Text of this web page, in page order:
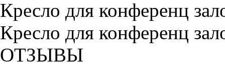
Кресло для конференц
Кресло для конференц
ОТЗЫВЫ